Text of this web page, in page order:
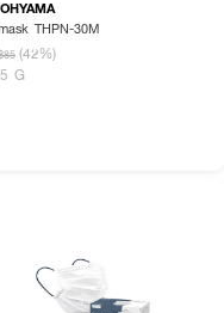
Facemask THPN-30M
85 (42%)
G